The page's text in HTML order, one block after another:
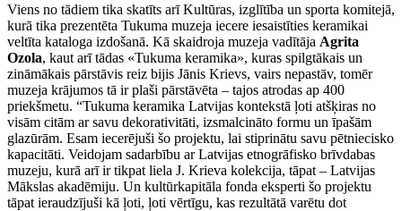
Viens no tādiem tika skatīts arī Kultūras, izglītība un sporta komitejā,
kurā tika prezentēta Tukuma muzeja iecere iesaistīties keramikai
veltīta kataloga izdošanā. Kā skaidroja muzeja vadītāja Agrita
Ozola, kaut arī tādas «Tukuma keramika», kuras spilgtākais un
zināmākais pārstāvis reiz bijis Jānis Krievs, vairs nepastāv, tomēr
muzeja krājumos tā ir plaši pārstāvēta – tajos atrodas ap 400
priekšmetu. “Tukuma keramika Latvijas kontekstā ļoti atšķiras no
visām citām ar savu dekorativitāti, izsmalcināto formu un īpašām
glazūrām. Esam iecerējuši šo projektu, lai stiprinātu savu pētniecisko
kapacitāti. Veidojam sadarbību ar Latvijas etnogrāfisko brīvdabas
muzeju, kurā arī ir tikpat liela J. Krieva kolekcija, tāpat – Latvijas
Mākslas akadēmiju. Un kultūrkapitāla fonda eksperti šo projektu
tāpat ieraudzījuši kā ļoti, ļoti vērtīgu, kas rezultātā varētu dot